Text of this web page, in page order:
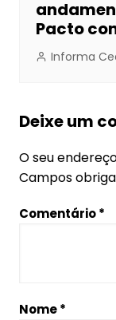
Pacto
Informa
Deixe um
O seu
Campos
Comentário*
Nome*